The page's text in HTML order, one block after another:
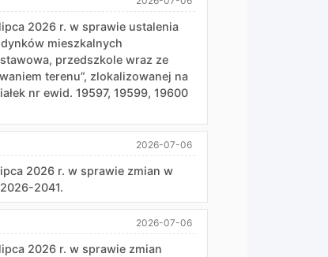
2026 r. w sprawie ustalenia
mieszkalnych
przedszkole wraz ze
terenu”, zlokalizowanej na
nr ewid. 19597, 19599, 19600
2026-07-06
2026 r. w sprawie zmian w
2041.
2026-07-06
2026 r. w sprawie zmian